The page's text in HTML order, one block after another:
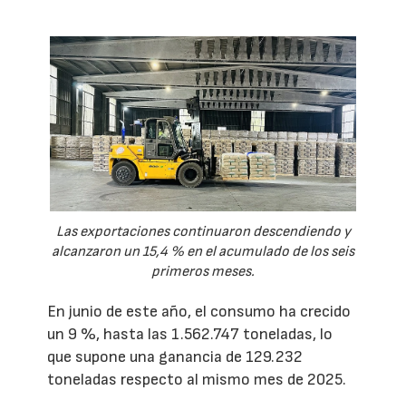
Las exportaciones continuaron descendiendo y
alcanzaron un 15,4 % en el acumulado de los seis
primeros meses.
En junio de este año, el consumo ha crecido
un 9 %, hasta las 1.562.747 toneladas, lo
que supone una ganancia de 129.232
toneladas respecto al mismo mes de 2025.